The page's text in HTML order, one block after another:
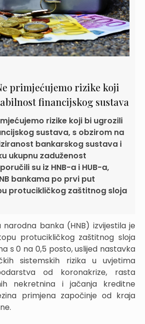
primjećujemo rizike koji
financijskog sustava
rizike koji bi ugrozili
sustava, s obzirom na
bankarskog sustava i
ukupnu zaduženost
su iz HNB-a i HUB-a,
bankama po prvi put
protucikličkog zaštitnog sloja
narodna banka (HNB) izvijestila je
protucikličkog zaštitnog sloja
s 0 na 0,5 posto, uslijed nastavka
sistemskih rizika u uvjetima
od koronakrize, rasta
nekretnina i jačanja kreditne
primjena započinje od kraja